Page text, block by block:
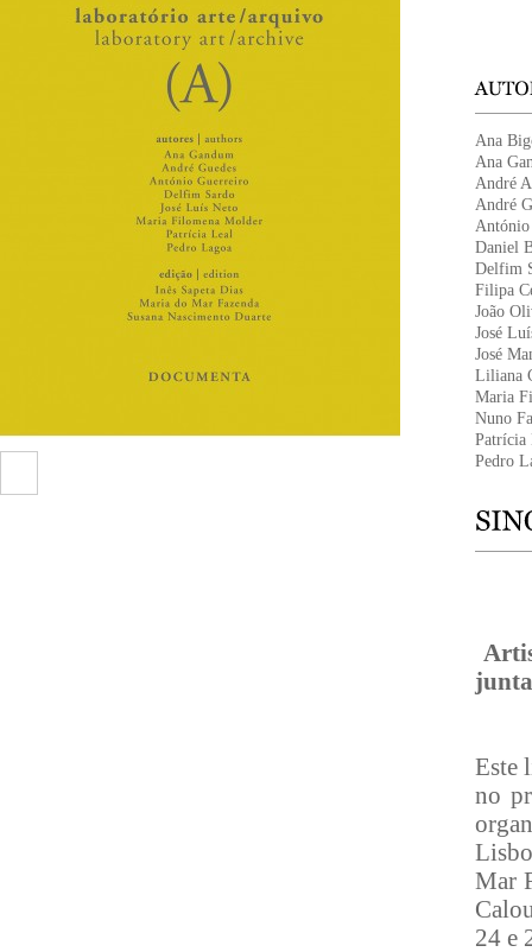
Ana
Ana
André
André
Daniel
Delfim
Filipa
João
José
José
Liliana
Maria
Nuno
Patrícia
Pedro
Este
no
Mar
24 e